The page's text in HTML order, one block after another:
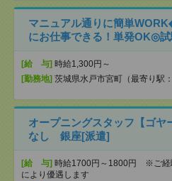
マニュアル通りに簡単
にお仕事できる！単発OK◎
[給 与] 時給1,300円～
[勤務地] 茨城県水戸市宮町（最寄り駅：
オープニングスタッフ【ゴ
なし 銀座[派遣]
[給 与] 時給1700円～1800円 ※ご経
により優遇します